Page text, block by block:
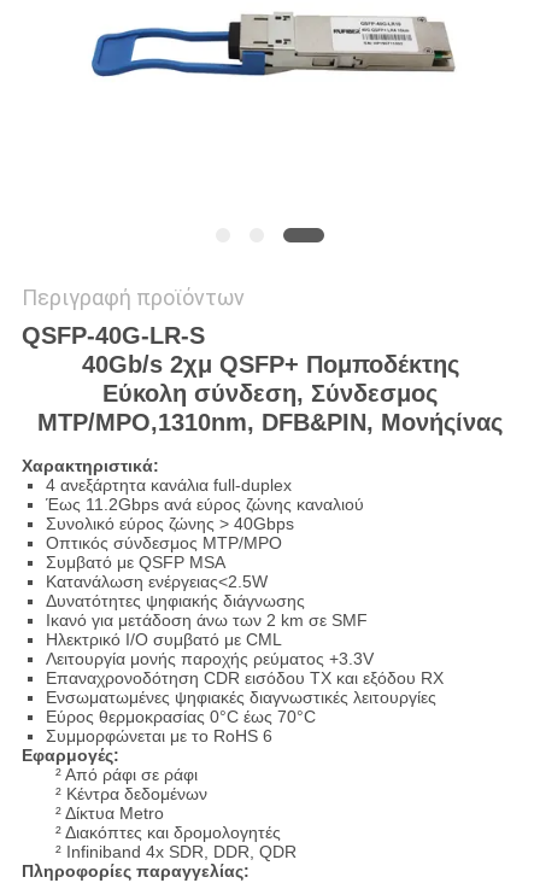
ΠΟΛΙΤΙΚΉ
ΑΠΟΡΡΉΤΟΥ
Περιγραφή προϊόντων
QSFP-40G-LR-S
40Gb/s 2χμ QSFP+ Πομποδέκτης
Εύκολη σύνδεση, Σύνδεσμος
MTP/MPO,1310nm, DFB&PIN, Μονήςίνας
Χαρακτηριστικά:
4 ανεξάρτητα κανάλια full-duplex
Έως 11.2Gbps ανά εύρος ζώνης καναλιού
Συνολικό εύρος ζώνης > 40Gbps
Οπτικός σύνδεσμος MTP/MPO
Συμβατό με QSFP MSA
Κατανάλωση ενέργειας<2.5W
Δυνατότητες ψηφιακής διάγνωσης
Ικανό για μετάδοση άνω των 2 km σε SMF
Ηλεκτρικό I/O συμβατό με CML
Λειτουργία μονής παροχής ρεύματος +3.3V
Επαναχρονοδότηση CDR εισόδου TX και εξόδου RX
Ενσωματωμένες ψηφιακές διαγνωστικές λειτουργίες
Εύρος θερμοκρασίας 0°C έως 70°C
Συμμορφώνεται με το RoHS 6
Εφαρμογές:
² Από ράφι σε ράφι
² Κέντρα δεδομένων
² Δίκτυα Metro
² Διακόπτες και δρομολογητές
² Infiniband 4x SDR, DDR, QDR
Πληροφορίες παραγγελίας: